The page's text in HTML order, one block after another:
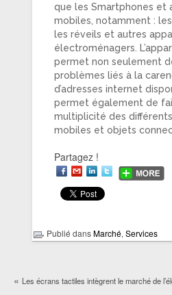
que les Smartphones et
mobiles, notamment :
les réveils et autres
électroménagers.
permet non seulement
problèmes liés à la
d’adresses internet
permet également de
multiplicité des
mobiles et objets
Partagez !
Publié dansMarché, Services
« Les écrans tactiles intègrent le marché de